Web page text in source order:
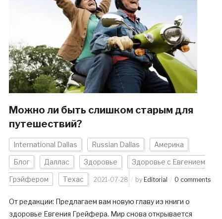
Можно ли быть слишком старым для
путешествий?
International Dallas Russian Dallas Америка
Блог Даллас Здоровье Здоровье с Евгением
Грэйфером Техас 2021-07-28 by Editorial 0 comments
От редакции: Предлагаем вам новую главу из книги о
здоровье Евгения Грейфера. Мир снова открывается